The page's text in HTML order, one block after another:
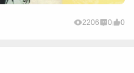
2206 0 0